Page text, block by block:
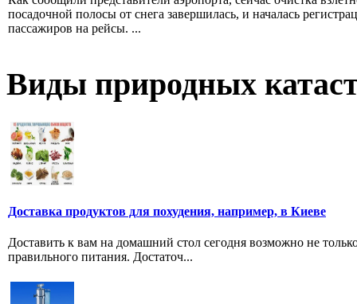
посадочной полосы от снега завершилась, и началась
пассажиров на рейсы. ...
Виды природных
Доставка продуктов для похудения, например, в Киеве
Доставить к вам на домашний стол сегодня возможно не
правильного питания. Достаточ...